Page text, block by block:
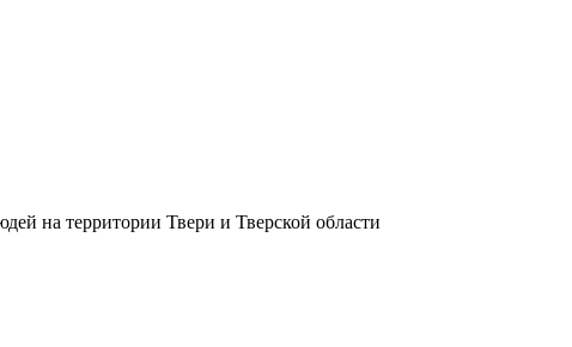
на территории Твери и Тверской области